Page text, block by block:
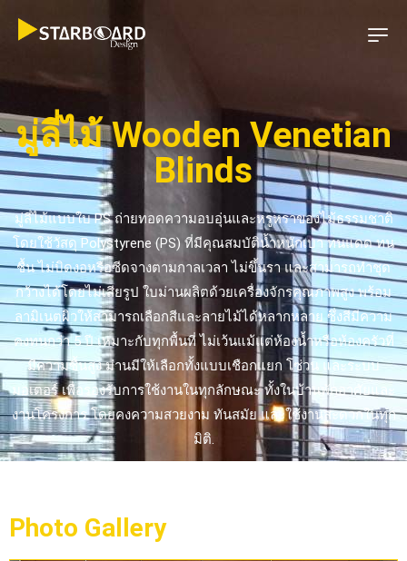
มู่ลี่ไม้ Wooden Venetian
Blinds
มู่ลี่ไม้แบบใบ PS ถ่ายทอดความอบอุ่นและหรูหราของไม้ธรรมชาติ
โดยใช้วัสดุ Polystyrene (PS) ที่มีคุณสมบัติน้ำหนักเบา ทนแดด ทน
ชื้น ไม่บิดงอหรือซีดจางตามกาลเวลา ไม่ขึ้นรา และสามารถทำชุด
กว้างได้โดยไม่เสียรูป ใบม่านผลิตด้วยเครื่องจักรคุณภาพสูง พร้อม
ลามิเนตผิวให้สามารถเลือกสีและลายไม้ได้หลากหลาย ซึ่งสีมีความ
คงทนกว่า 5 ปี เหมาะกับทุกพื้นที่ ไม่เว้นแม้แต่ห้องน้ำหรือห้องครัวที่
มีความชื้นสูง ม่านมีให้เลือกทั้งแบบเชือกแยก โซ่วน และระบบ
มอเตอร์ เพื่อรองรับการใช้งานในทุกลักษณะ ทั้งในบ้านพักอาศัยและ
งานโครงการ โดยคงความสวยงาม ทันสมัย และใช้งานสะดวกในทุก
มิติ.
Photo Gallery